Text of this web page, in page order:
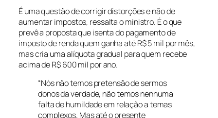
É uma questão de corrigir distorções e não de
aumentar impostos, ressalta o ministro. É o que
prevê a proposta que isenta do pagamento de
imposto de renda quem ganha até R$ 5 mil por mês,
mas cria uma alíquota gradual para quem recebe
acima de R$ 600 mil por ano.
“Nós não temos pretensão de sermos
donos da verdade, não temos nenhuma
falta de humildade em relação a temas
complexos. Mas até o presente